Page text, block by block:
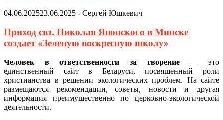
04.06.202523.06.2025 - Сергей Юшкевич
Приход свт. Николая Японского в Минске
создает «Зеленую воскресную школу»
Человек в ответственности за творение — это
единственный сайт в Беларуси, посвященный роли
христианства в решении экологических проблем. На сайте
размещаются рекомендации, советы, новости и другая
информация преимущественно по церковно-экологической
деятельности.